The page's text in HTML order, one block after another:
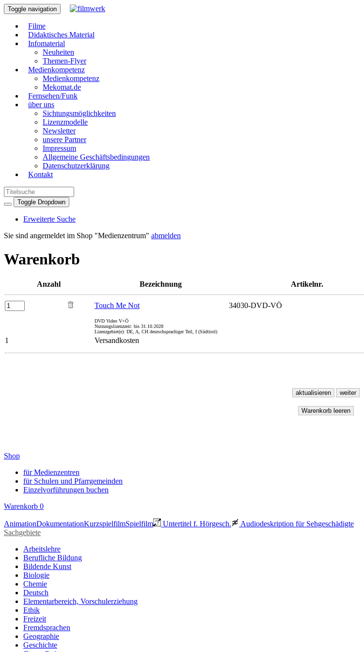
Toggle navigation
Filme
Didaktisches Material
Infomaterial
Neuheiten
Themen-Flyer
Medienkompetenz
Medienkompetenz
Mekomat.de
Fernsehen/Funk
über uns
Sichtungsmöglichkeiten
Lizenzmodelle
Newsletter
unsere Partner
Impressum
Allgemeine Geschäftsbedingungen
Datenschutzerklärung
Kontakt
Toggle Dropdown
Erweiterte Suche
Sie sind angemeldet im Shop "Medienzentrum" abmelden
Warenkorb
Anzahl Bezeichnung Artikelnr.
Touch Me Not 34030-DVD-VÖ
DVD Video V+Ö
Nutzungslizenzzeit: bis 31.10.2028
Lizenzgebiet(e): DE, A, CH deutschsprachiger Teil, I (Südtirol)
1 Versandkosten
Shop
für Medienzentren
für Schulen und Pfarrgemeinden
Einzelvorführungen buchen
Warenkorb 0
AnimationDokumentationKurzspielfilmSpielfilm Untertitel f. Hörgesch.
Audiodeskription für Sehgeschädigte
Sachgebiete
Arbeitslehre
Berufliche Bildung
Bildende Kunst
Biologie
Chemie
Deutsch
Elementarbereich, Vorschulerziehung
Ethik
Freizeit
Fremdsprachen
Geographie
Geschichte